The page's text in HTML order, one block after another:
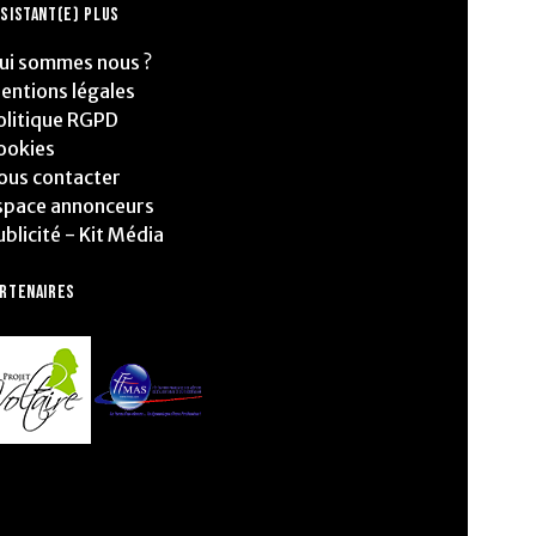
PLUS
sommes nous ?
légales
RGPD
contacter
annonceurs
- Kit Média